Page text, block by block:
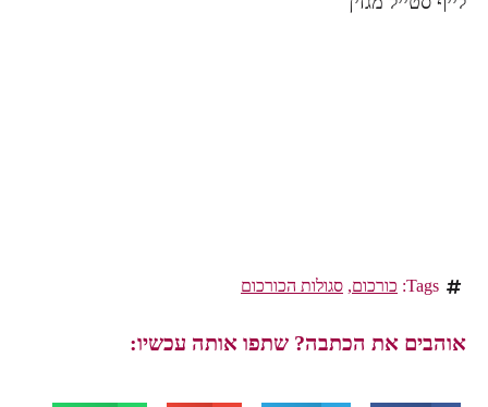
Tags: כורכום, סגולות הכורכום
אוהבים את הכתבה? שתפו אותה עכשיו: